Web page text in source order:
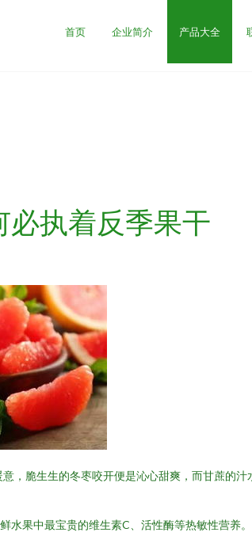
首页 企业简介 产品大全
执着反季果干
脆生生的冬枣咬开便是沁心甜爽，而甘蔗的
水果中最宝贵的维生素C、活性酶等热敏性营养